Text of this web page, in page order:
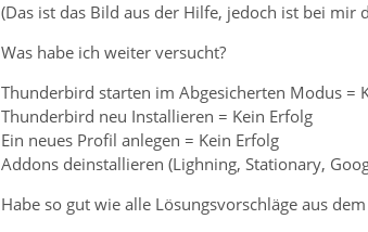
(Das ist das Bild aus der Hilfe, jedoch ist bei mir
Was habe ich weiter versucht?
Thunderbird starten im Abgesicherten Modus =
Thunderbird neu Installieren = Kein Erfolg
Ein neues Profil anlegen = Kein Erfolg
Addons deinstallieren (Lighning, Stationary,
Habe so gut wie alle Lösungsvorschläge aus